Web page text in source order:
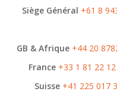
Siège Général +61 8
GB & Afrique +44 20
France +33 1 81 22
Suisse +41 225 017